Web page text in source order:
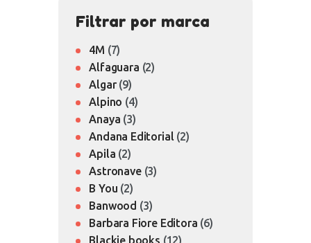
Filtrar por marca
4M (7)
Alfaguara (2)
Algar (9)
Alpino (4)
Anaya (3)
Andana Editorial (2)
Apila (2)
Astronave (3)
B You (2)
Banwood (3)
Barbara Fiore Editora (6)
Blackie books (12)